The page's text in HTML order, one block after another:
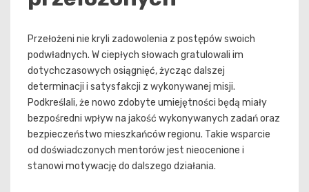
Przełożeni nie kryli zadowolenia z postępów swoich
podwładnych. W ciepłych słowach gratulowali im
dotychczasowych osiągnięć, życząc dalszej
determinacji i satysfakcji z wykonywanej misji.
Podkreślali, że nowo zdobyte umiejętności będą miały
bezpośredni wpływ na jakość wykonywanych zadań oraz
bezpieczeństwo mieszkańców regionu. Takie wsparcie
od doświadczonych mentorów jest nieocenione i
stanowi motywację do dalszego działania.